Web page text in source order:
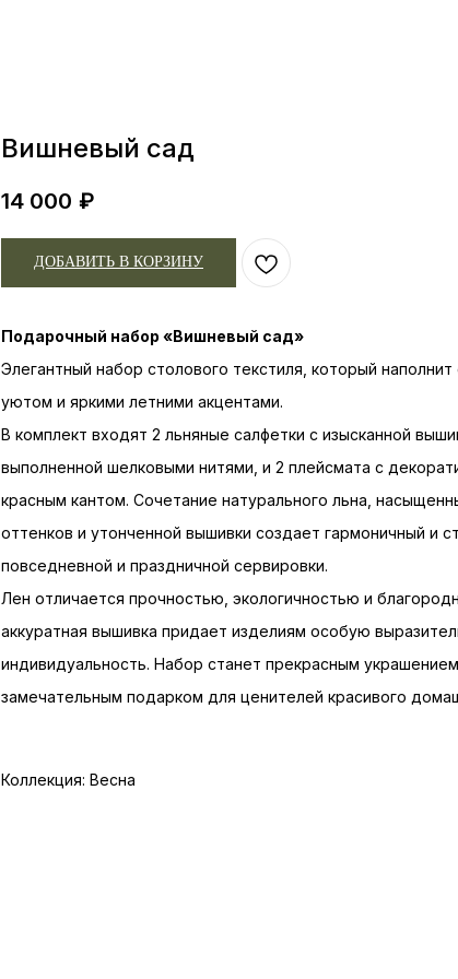
Вишневый сад
14 000 ₽
ДОБАВИТЬ В КОРЗИНУ
Подарочный набор «Вишневый сад»
Элегантный набор столового текстиля, который наполнит
уютом и яркими летними акцентами.
В комплект входят 2 льняные салфетки с изысканной
выполненной шелковыми нитями, и 2 плейсмата с
красным кантом. Сочетание натурального льна,
оттенков и утонченной вышивки создает гармоничный и
повседневной и праздничной сервировки.
Лен отличается прочностью, экологичностью и
аккуратная вышивка придает изделиям особую
индивидуальность. Набор станет прекрасным
замечательным подарком для ценителей красивого
Коллекция: Весна